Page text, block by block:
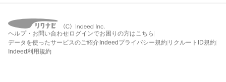
ヘルプ・お問い合わせ ログインでお困りの方はこちら
データを使ったサービスのご紹介 Indeedプライバシー規約 リクルートID規約
Indeed利用規約